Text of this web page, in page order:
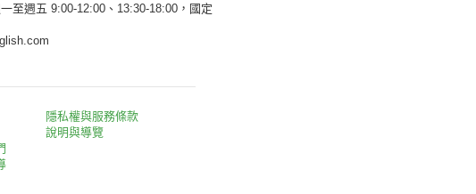
至週五 9:00-12:00、13:30-18:00，國定
隱私權與服務條款
說明與導覽